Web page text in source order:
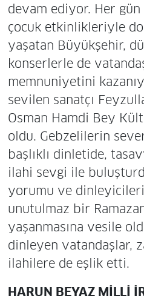
devam ediyor. Her
çocuk etkinlikleriyle
yaşatan Büyükşehir,
konserlerle de
memnuniyetini
sevilen sanatçı
Osman Hamdi Bey
oldu. Gebzelilerin
başlıklı dinletide,
ilahi sevgi ile
yorumu ve
unutulmaz bir
yaşanmasına vesile
dinleyen vatandaşlar,
ilahilere de eşlik etti.
HARUN BEYAZ MİLLİ